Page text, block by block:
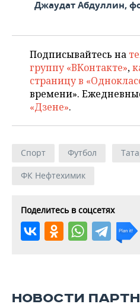
Джаудат Абдуллин,
Подписывайтесь на
группу «ВКонтакте»,
страницу в
времени».
«Дзене».
Спорт Футбол
ФК Нефтехимик
Поделитесь в соцсетях
НОВОСТИ